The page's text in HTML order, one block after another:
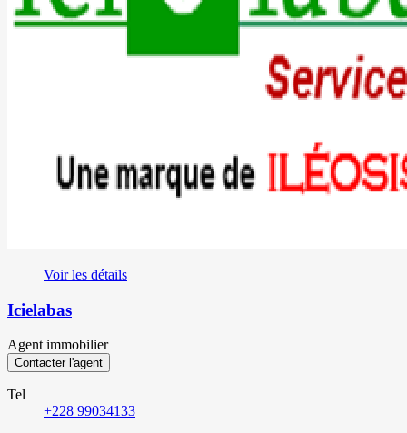
Voir les détails
Icielabas
Agent immobilier
Contacter l'agent
Tel
+228 99034133